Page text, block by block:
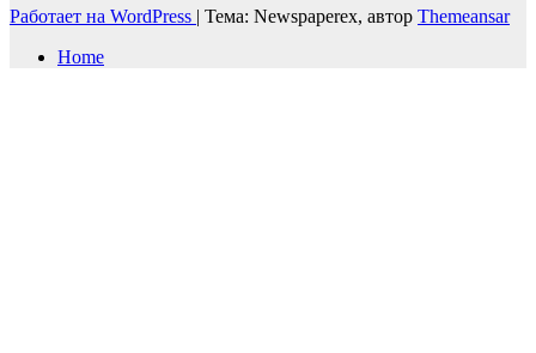
Работает на WordPress | Тема: Newspaperex, автор Themeansar
Home